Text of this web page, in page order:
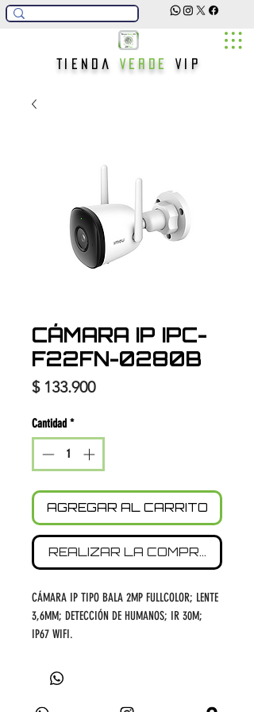
TiendaVerde Vip
CÁMARA IP IPC-
F22FN-0280B
$ 133.900Precio
Cantidad *
AGREGAR AL CARRITO
REALIZAR LA COMPRA
CÁMARA IP TIPO BALA 2MP FULLCOLOR; LENTE
3,6MM; DETECCIÓN DE HUMANOS; IR 30M;
IP67 WIFI.